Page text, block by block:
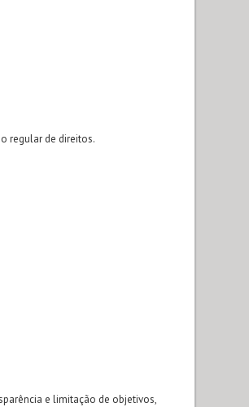
regular de direitos.
e limitação de objetivos,